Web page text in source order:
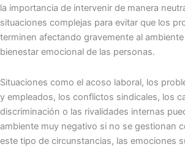
la importancia de intervenir de manera
situaciones complejas para evitar que los
terminen afectando gravemente al
bienestar emocional de las personas.
Situaciones como el acoso laboral, los
y empleados, los conflictos sindicales, los
discriminación o las rivalidades internas
ambiente muy negativo si no se gestionan
este tipo de circunstancias, las emociones